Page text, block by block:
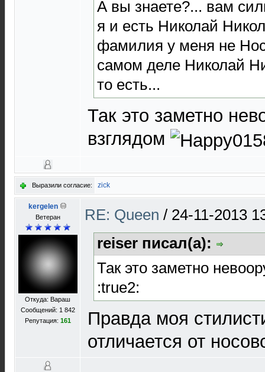
А вы знаете?... вам
я и есть Николай
фамилия у меня не
самом деле Николай
то есть...
Так это заметно
взглядом
Выразили согласие: zick
kergelen
Ветеран
Откуда: Вараш
Сообщений: 1 842
Репутация: 161
RE: Queen / 24-11-2013
reiser писал(а):
Так это заметно
:true2:
Правда моя
отличается от